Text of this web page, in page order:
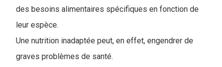
des besoins alimentaires spécifiques en fonction de
leur espèce.
Une nutrition inadaptée peut, en effet, engendrer de
graves problèmes de santé.